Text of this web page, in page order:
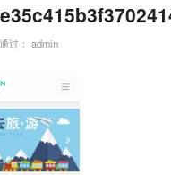
通过： admin